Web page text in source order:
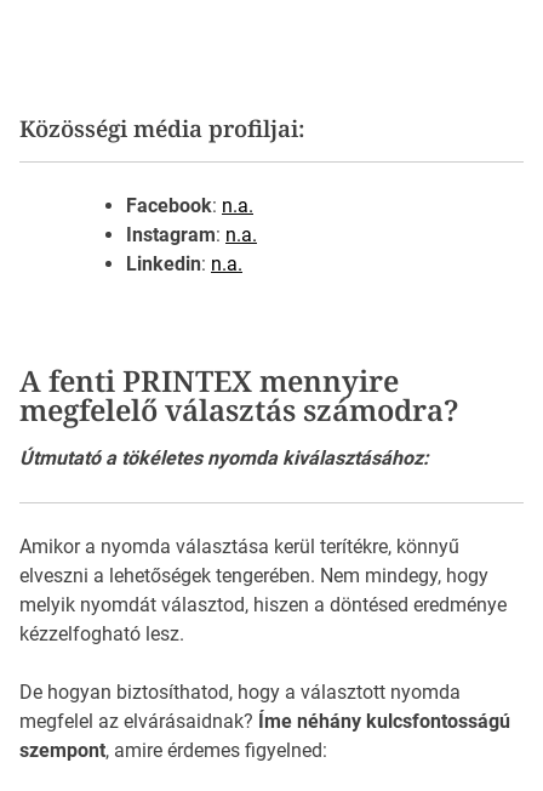
Közösségi média profiljai:
Facebook: n.a.
Instagram: n.a.
Linkedin: n.a.
A fenti PRINTEX mennyire
megfelelő választás számodra?
Útmutató a tökéletes nyomda kiválasztásához:
Amikor a nyomda választása kerül terítékre, könnyű
elveszni a lehetőségek tengerében. Nem mindegy, hogy
melyik nyomdát választod, hiszen a döntésed eredménye
kézzelfogható lesz.
De hogyan biztosíthatod, hogy a választott nyomda
megfelel az elvárásaidnak? Íme néhány kulcsfontosságú
szempont, amire érdemes figyelned: